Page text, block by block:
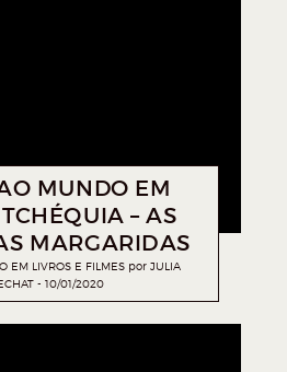
MUNDO EM
– AS
MARGARIDAS
EM LIVROS E FILMES por JULIA
10/01/2020